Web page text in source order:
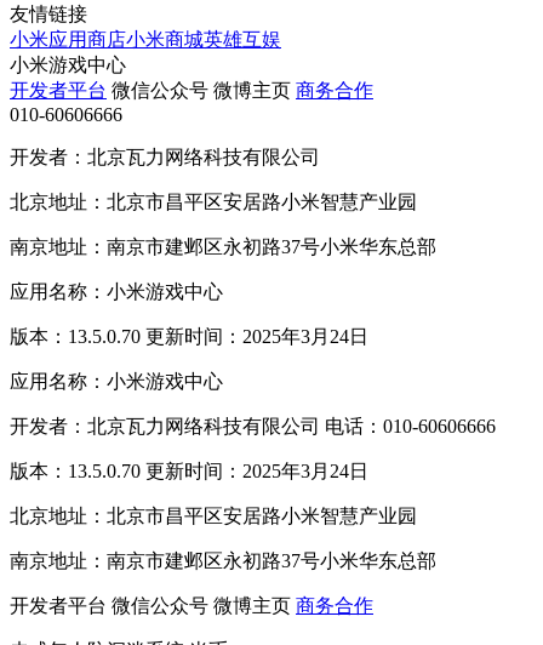
友情链接
小米应用商店小米商城英雄互娱
小米游戏中心
开发者平台 微信公众号 微博主页 商务合作
010-60606666
开发者：北京瓦力网络科技有限公司
北京地址：北京市昌平区安居路小米智慧产业园
南京地址：南京市建邺区永初路37号小米华东总部
应用名称：小米游戏中心
版本：13.5.0.70 更新时间：2025年3月24日
应用名称：小米游戏中心
开发者：北京瓦力网络科技有限公司 电话：010-60606666
版本：13.5.0.70 更新时间：2025年3月24日
北京地址：北京市昌平区安居路小米智慧产业园
南京地址：南京市建邺区永初路37号小米华东总部
开发者平台 微信公众号 微博主页 商务合作